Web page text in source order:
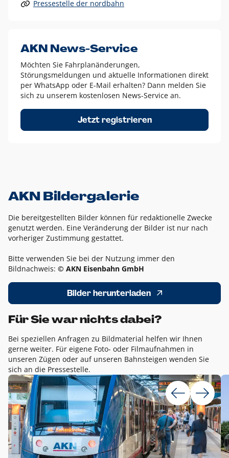
Alle anderen Logo-Varianten dürfen nur in Ausnahmefällen
Diese Ausnahmen sind zum Beispiel:
dem AKN Blau,
weißes Logo auf Fotohintergründen,
schwarzes Logo für reine Schwarz-Weiß-Umsetzungen
Um das Logo herum muss ein Schutzraum von jeweils einer
Höhe bzw. Breite des N aus AKN in alle Richtungen
Pressestelle der nordbahn
AKN News-Service
Möchten Sie Fahrplanänderungen,
Störungsmeldungen und aktuelle Informationen direkt
per WhatsApp oder E-Mail erhalten? Dann melden Sie
sich zu unserem kostenlosen News-Service an.
Jetzt registrieren
AKN Bildergalerie
Die bereitgestellten Bilder können für redaktionelle Zwecke
genutzt werden. Eine Veränderung der Bilder ist nur nach
vorheriger Zustimmung gestattet.
Bitte verwenden Sie bei der Nutzung immer den
Bildnachweis: © AKN Eisenbahn GmbH
Bilder herunterladen
Für Sie war nichts dabei?
Bei speziellen Anfragen zu Bildmaterial helfen wir Ihnen
gerne weiter. Für eigene Foto- oder Filmaufnahmen in
unseren Zügen oder auf unseren Bahnsteigen wenden Sie
sich an die Pressestelle.